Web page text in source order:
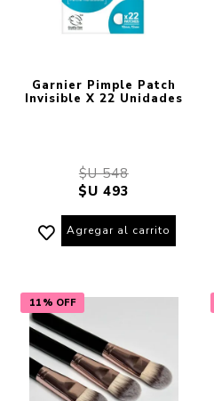
Garnier Pimple Patch
Invisible X 22 Unidades
$U 548
$U 493
Agregar al carrito
11% OFF